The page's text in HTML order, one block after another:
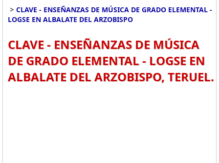
> CLAVE - ENSEÑANZAS DE MÚSICA DE GRADO ELEMENTAL -
LOGSE EN ALBALATE DEL ARZOBISPO
CLAVE - ENSEÑANZAS DE MÚSICA
DE GRADO ELEMENTAL - LOGSE EN
ALBALATE DEL ARZOBISPO, TERUEL.